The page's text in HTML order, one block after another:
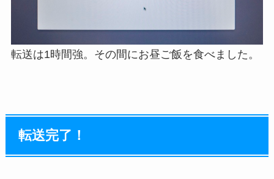
転送は1時間強。その間にお昼ご飯を食べました。
転送完了！